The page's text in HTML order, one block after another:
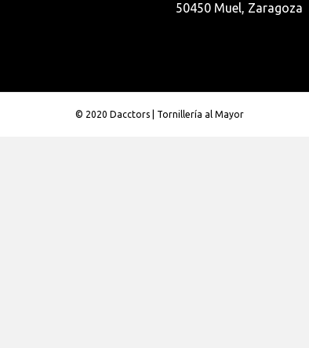
50450 Muel, Zaragoza
© 2020 Dacctors | Tornillería al Mayor